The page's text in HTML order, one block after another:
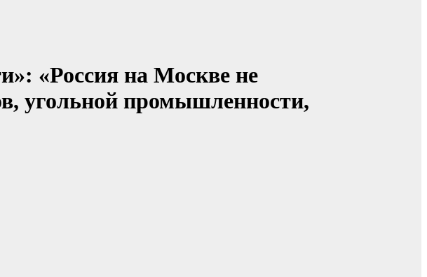
«Россия на Москве не
угольной промышленности,